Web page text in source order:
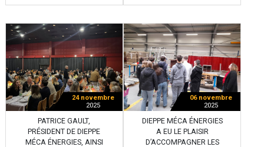
24 novembre
2025
PATRICE GAULT,
PRÉSIDENT DE DIEPPE
MÉCA ÉNERGIES, AINSI
06 novembre
2025
DIEPPE MÉCA ÉNERGIES
A EU LE PLAISIR
D’ACCOMPAGNER LES